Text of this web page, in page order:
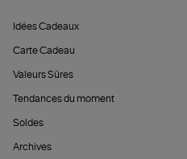
Idées Cadeaux
Carte Cadeau
Valeurs Sûres
Tendances du moment
Soldes
Archives